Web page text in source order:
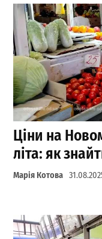
Ціни на
літа: як
Марія Котова